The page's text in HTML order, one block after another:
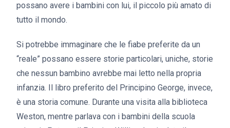
possano avere i bambini con lui, il piccolo più amato di
tutto il mondo.
Si potrebbe immaginare che le fiabe preferite da un
“reale” possano essere storie particolari, uniche, storie
che nessun bambino avrebbe mai letto nella propria
infanzia. Il libro preferito del Principino George, invece,
è una storia comune. Durante una visita alla biblioteca
Weston, mentre parlava con i bambini della scuola